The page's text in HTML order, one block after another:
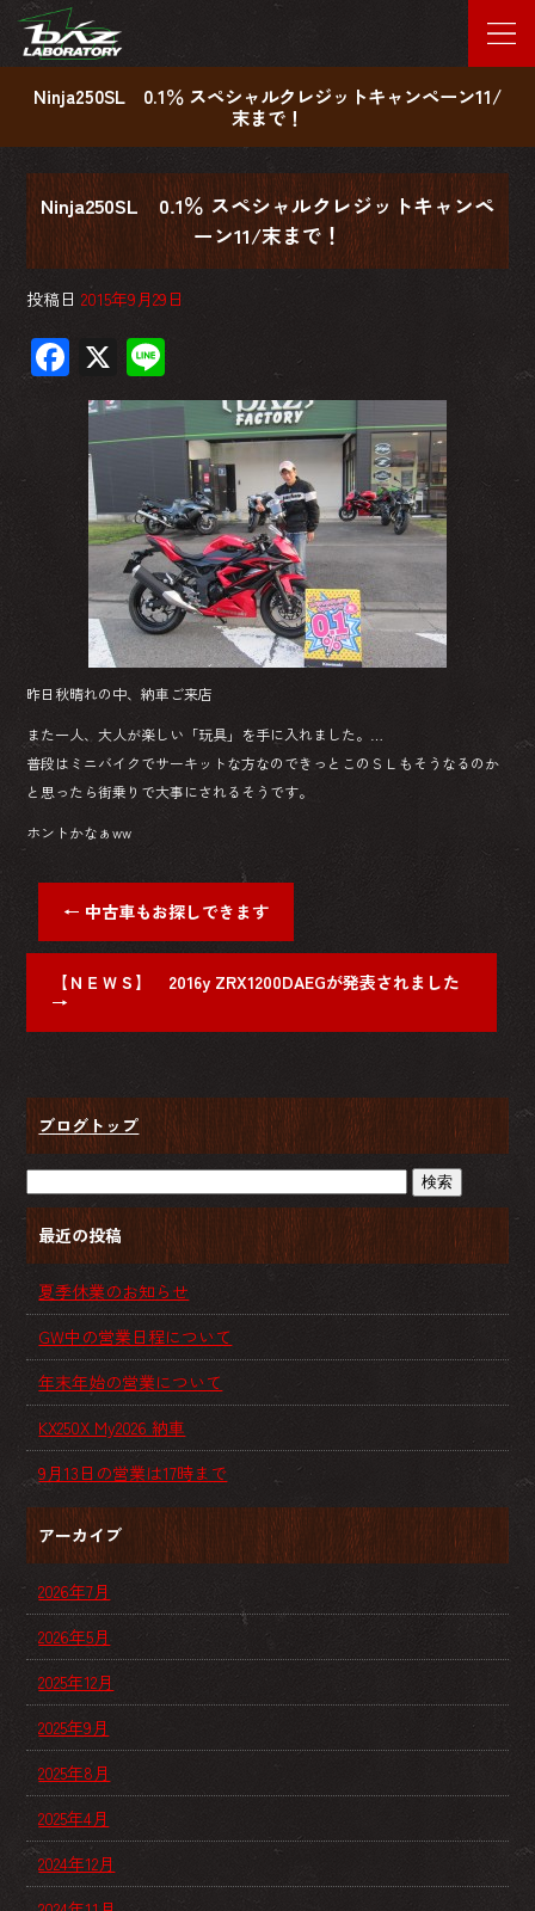
Ninja250SL 0.1％ スペシャルクレジットキャンペーン11/
末まで！
Ninja250SL 0.1％ スペシャルクレジットキャンペ
ーン11/末まで！
投稿日 2015年9月29日
F
ac
e
b
o
ok
X
ne
昨日秋晴れの中、納車ご来店
また一人、大人が楽しい「玩具」を手に入れました。…
普段はミニバイクでサーキットな方なのできっとこのＳＬもそうなるのか
と思ったら街乗りで大事にされるそうです。
ホントかなぁww
← 中古車もお探しできます
【ＮＥＷＳ】 2016y ZRX1200DAEGが発表されました
→
ブログトップ
最近の投稿
夏季休業のお知らせ
GW中の営業日程について
年末年始の営業について
KX250X My2026 納車
9月13日の営業は17時まで
アーカイブ
2026年7月
2026年5月
2025年12月
2025年9月
2025年8月
2025年4月
2024年12月